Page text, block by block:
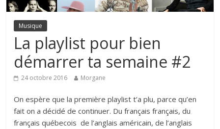
Musique
La playlist pour bien
démarrer ta semaine #2
24 octobre 2016 Morgane
On espère que la première playlist t’a plu, parce qu’en
fait on a décidé de continuer. Du français français, du
français québecois de l’anglais américain, de l’anglais